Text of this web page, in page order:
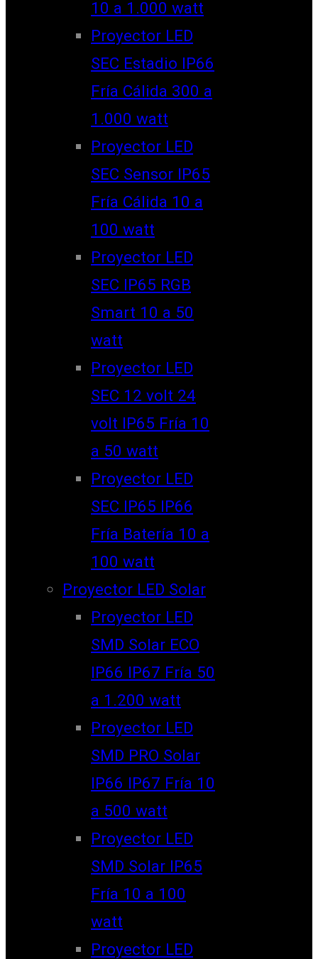
10 a 1.000 watt
Proyector LED
SEC Estadio IP66
Fría Cálida 300 a
1.000 watt
Proyector LED
SEC Sensor IP65
Fría Cálida 10 a
100 watt
Proyector LED
SEC IP65 RGB
Smart 10 a 50
watt
Proyector LED
SEC 12 volt 24
volt IP65 Fría 10
a 50 watt
Proyector LED
SEC IP65 IP66
Fría Batería 10 a
100 watt
Proyector LED Solar
Proyector LED
SMD Solar ECO
IP66 IP67 Fría 50
a 1.200 watt
Proyector LED
SMD PRO Solar
IP66 IP67 Fría 10
a 500 watt
Proyector LED
SMD Solar IP65
Fría 10 a 100
watt
Proyector LED